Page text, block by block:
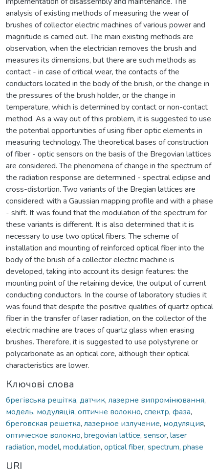
analysis of existing methods of measuring the wear of
brushes of collector electric machines of various power and
magnitude is carried out. The main existing methods are
observation, when the electrician removes the brush and
measures its dimensions, but there are such methods as
contact - in case of critical wear, the contacts of the
conductors located in the body of the brush, or the change in
the pressures of the brush holder, or the change in
temperature, which is determined by contact or non-contact
method. As a way out of this problem, it is suggested to use
the potential opportunities of using fiber optic elements in
measuring technology. The theoretical bases of construction
of fiber - optic sensors on the basis of the Bregovian lattices
are considered. The phenomena of change in the spectrum of
the radiation response are determined - spectral eclipse and
cross-distortion. Two variants of the Bregian lattices are
considered: with a Gaussian mapping profile and with a phase
- shift. It was found that the modulation of the spectrum for
these variants is different. It is also determined that it is
necessary to use two optical fibers. The scheme of
installation and mounting of reinforced optical fiber into the
body of the brush of a collector electric machine is
developed, taking into account its design features: the
mounting point of the retaining device, the output of current
conducting conductors. In the course of laboratory studies it
was found that despite the positive qualities of quartz optical
fiber in the transfer of laser radiation, on the collector of the
electric machine are traces of quartz glass when erasing
brushes. Therefore, it is suggested to use polystyrene or
polycarbonate as an optical core, although their optical
characteristics are lower.
Ключові слова
брегівська решітка, датчик, лазерне випромінювання,
модель, модуляція, оптичне волокно, спектр, фаза,
бреговская решетка, лазерное излучение, модуляция,
оптическое волокно, bregovian lattice, sensor, laser
radiation, model, modulation, optical fiber, spectrum, phase
URI